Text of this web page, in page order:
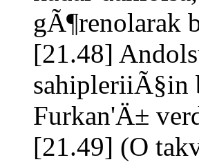
gÃ¶renolarak
[21.48]
Furkan'Ä±
[21.49] (O